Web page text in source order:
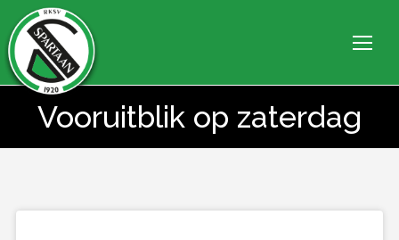
Vooruitblik op zaterdag
Je bent hier: